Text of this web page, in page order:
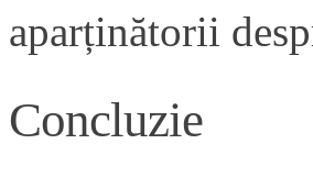
aparținătorii
Concluzie